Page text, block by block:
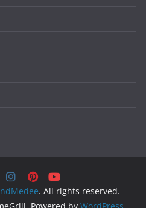
. All rights reserved.